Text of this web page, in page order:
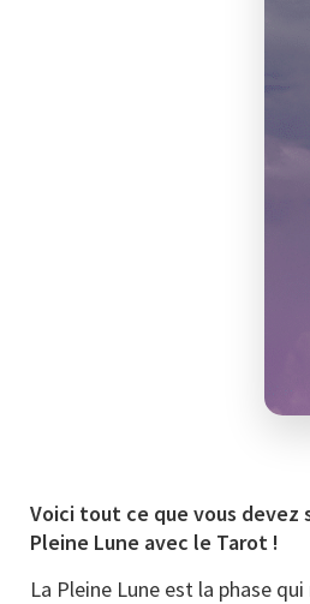
Voici tout ce que vous devez
Pleine Lune avec le Tarot !
La Pleine Lune est la phase